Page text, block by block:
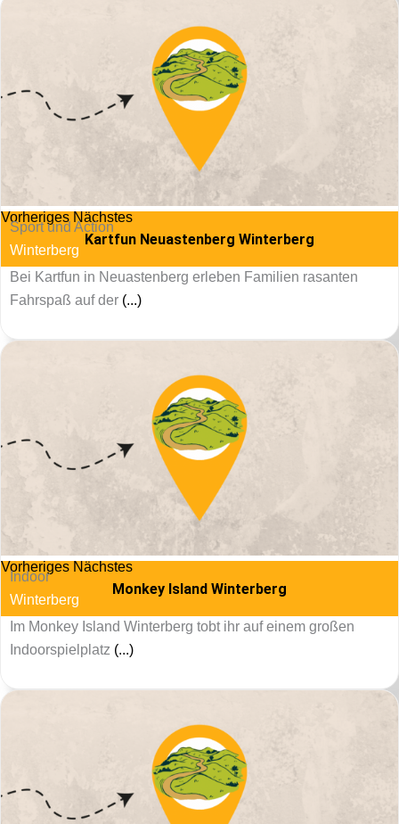
Vorheriges Nächstes
Sport und Action
Winterberg
Kartfun Neuastenberg Winterberg
Bei Kartfun in Neuastenberg erleben Familien rasanten
Fahrspaß auf der (...)
Vorheriges Nächstes
Indoor
Winterberg
Monkey Island Winterberg
Im Monkey Island Winterberg tobt ihr auf einem großen
Indoorspielplatz (...)